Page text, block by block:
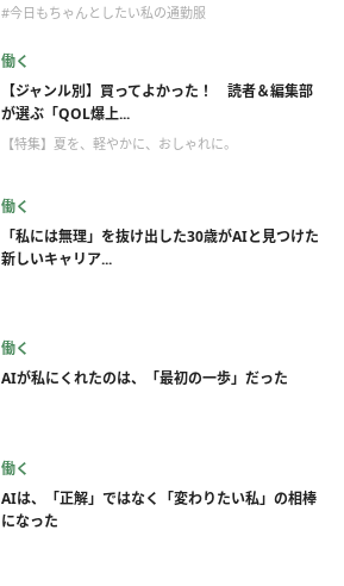
#今日もちゃんとしたい私の通勤服
働く
【ジャンル別】買ってよかった！ 読者＆編集部
が選ぶ「QOL爆上...
【特集】夏を、軽やかに、おしゃれに。
働く
「私には無理」を抜け出した30歳がAIと見つけた
新しいキャリア...
働く
AIが私にくれたのは、「最初の一歩」だった
働く
AIは、「正解」ではなく「変わりたい私」の相棒
になった